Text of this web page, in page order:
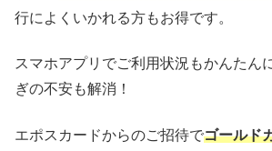
行によくいかれる方もお得です。
スマホアプリでご利用状況もかんたん
ぎの不安も解消！
エポスカードからのご招待でゴールド